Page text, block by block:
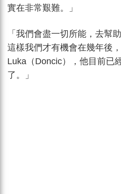
實在非常艱難。」
「我們會盡一切所能，去幫
這樣我們才有機會在幾年後
Luka（Doncic），他目前已
了。」